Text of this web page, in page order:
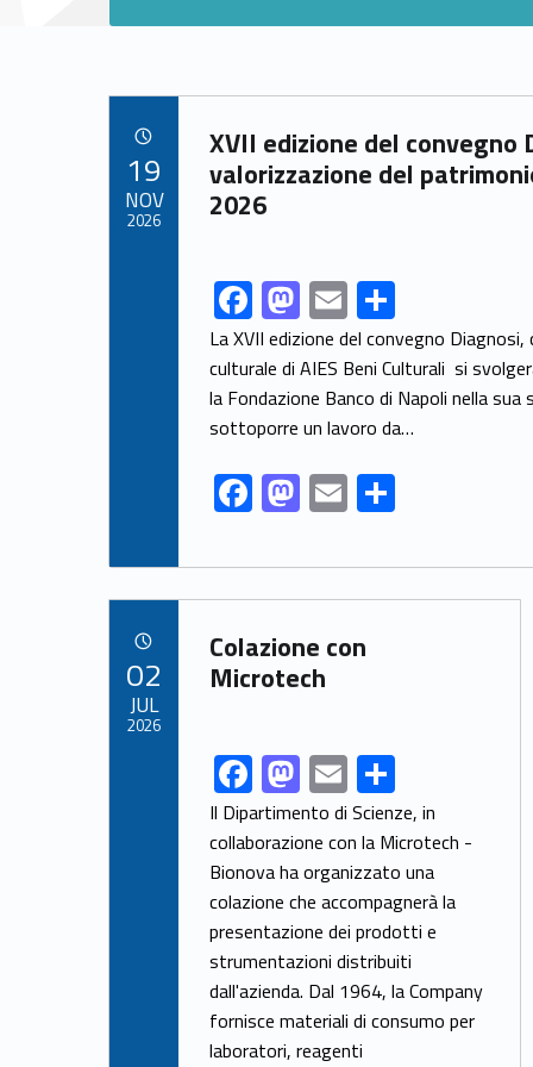
Link identifier archive #link-archive-27202
XVII edizione del convegno
valorizzazione del
2026
Link identifier share facebook archive #share-link-archive-369 F
ac
e
b
o
o
k
M
as
to
d
o
n
E
m
ai
l
S
h
ar
e
La XVII edizione del convegno
culturale di AIES Beni Culturali si
la Fondazione Banco di Napoli nella
sottoporre un lavoro da…
F
ac
e
b
o
o
M
as
to
d
o
n
E
m
ai
l
S
ar
e
19
NOV
2026
Link identifier archive #link-archive-32630
Colazione con
Microtech
Link identifier share facebook archive #share-link-archive-11282F
ac
e
b
o
o
k
M
as
to
d
o
n
E
m
ai
l
S
h
ar
e
Il Dipartimento di Scienze, in
collaborazione con la Microtech -
Bionova ha organizzato una
colazione che accompagnerà la
presentazione dei prodotti e
strumentazioni distribuiti
dall'azienda. Dal 1964, la Company
fornisce materiali di consumo per
laboratori, reagenti
02
JUL
2026